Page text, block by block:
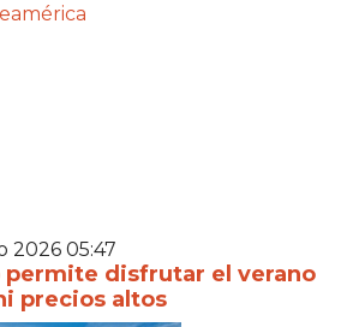
2026 05:47
permite disfrutar el verano
precios altos